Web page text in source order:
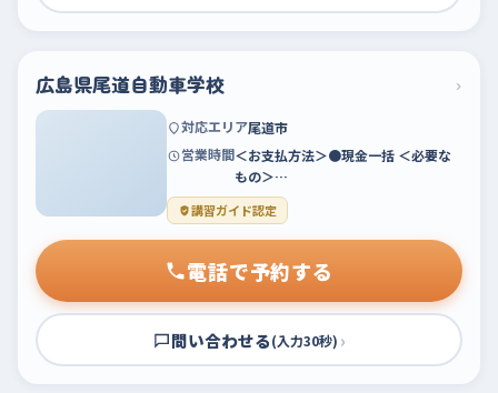
広島県尾道自動車学校 ›
対応エリア尾道市
営業時間＜お支払方法＞●現金一括 ＜必要な
もの＞…
講習ガイド認定
電話で予約する
問い合わせる(入力30秒) ›